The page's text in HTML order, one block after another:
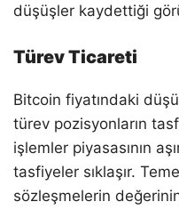
düşüşler kaydettiği
Türev Ticareti
Bitcoin fiyatındaki
türev pozisyonların
işlemler piyasasının
tasfiyeler sıklaşır.
sözleşmelerin